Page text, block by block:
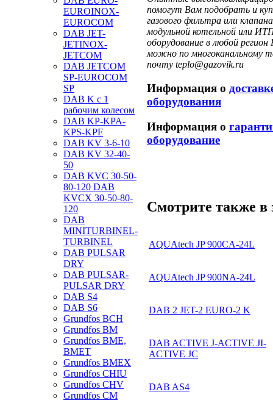
EUROINOX-
EUROCOM
DAB JET-
JETINOX-
JETCOM
DAB JETCOM
SP-EUROCOM
SP
DAB K с 1
рабочим колесом
DAB KP-KPA-
KPS-KPF
DAB KV 3-6-10
DAB KV 32-40-
50
DAB KVC 30-50-
80-120 DAB
KVCX 30-50-80-
120
DAB
MINITURBINEL-
TURBINEL
DAB PULSAR
DRY
DAB PULSAR-
PULSAR DRY
DAB S4
DAB S6
Grundfos BCH
Grundfos BM
Grundfos BME,
BMET
Grundfos BMEX
Grundfos CHIU
Grundfos CHV
Grundfos CM
помогут Вам подобрать и
газового фильтра или
модульной котельной или
оборудование в любой
можно по многоканальному
почту teplo@gazovik.ru
Информация о
оборудования
Информация о
оборудование
Смотрите также в
AQUAtech JP 900CA-24L
AQUAtech JP 900NA-24L
DAB 2 JET-2 EURO-2 K
DAB ACTIVE J-ACTIVE JI-
ACTIVE JC
DAB AS4